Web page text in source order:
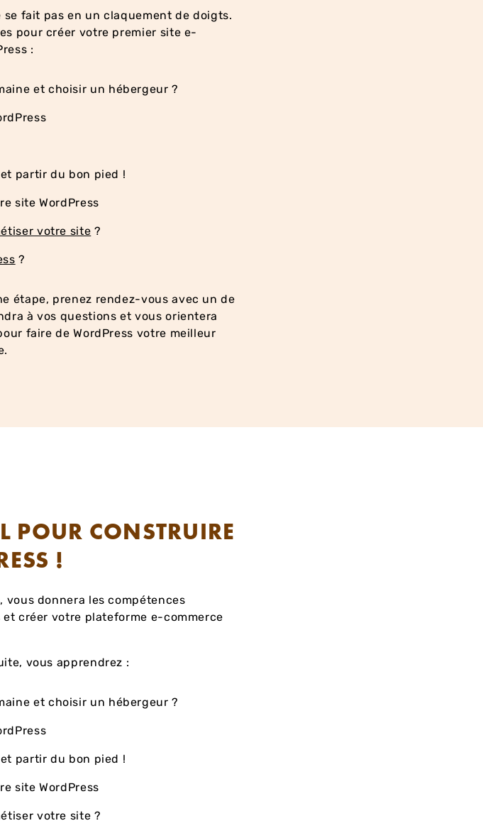
fait pas en un claquement de doigts.
pour créer votre premier site e-
:
et choisir un hébergeur ?
partir du bon pied !
site WordPress
votre site ?
?
étape, prenez rendez-vous avec un de
à vos questions et vous orientera
faire de WordPress votre meilleur
POUR CONSTRUIRE
!
vous donnera les compétences
créer votre plateforme e-commerce
vous apprendrez :
et choisir un hébergeur ?
partir du bon pied !
site WordPress
votre site ?